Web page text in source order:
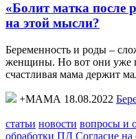
«Болит матка после
на этой мысли?
Беременность и роды –
женщины. Но вот они уже
счастливая мама держит
+МАМА 18.08.2022
статьи новости вопросы и
обработки ПД Согласие